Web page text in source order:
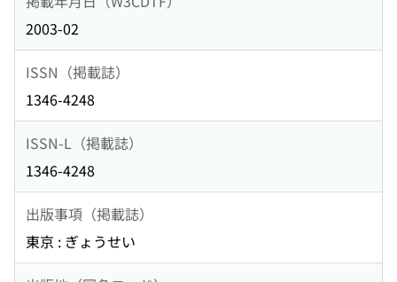
2003-02
ISSN（掲載誌）
1346-4248
ISSN-L（掲載誌）
1346-4248
出版事項（掲載誌）
東京 : ぎょうせい